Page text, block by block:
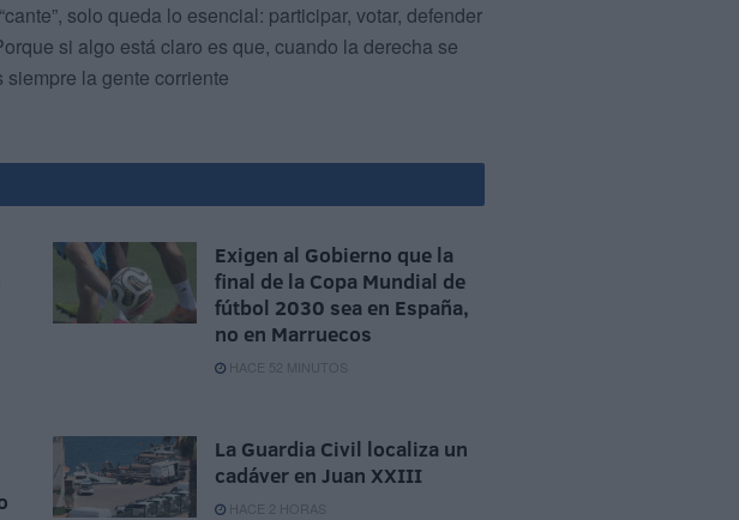
solo queda lo esencial: participar, votar, defender
si algo está claro es que, cuando la derecha se
la gente corriente
Exigen al Gobierno que la
final de la Copa Mundial de
fútbol 2030 sea en España,
no en Marruecos
HACE 52 MINUTOS
La Guardia Civil localiza un
cadáver en Juan XXIII
HACE 2 HORAS